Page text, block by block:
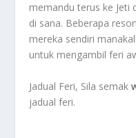
memandu terus ke Jeti
di sana. Beberapa
mereka sendiri
untuk mengambil feri
Jadual Feri, Sila semak
jadual feri.